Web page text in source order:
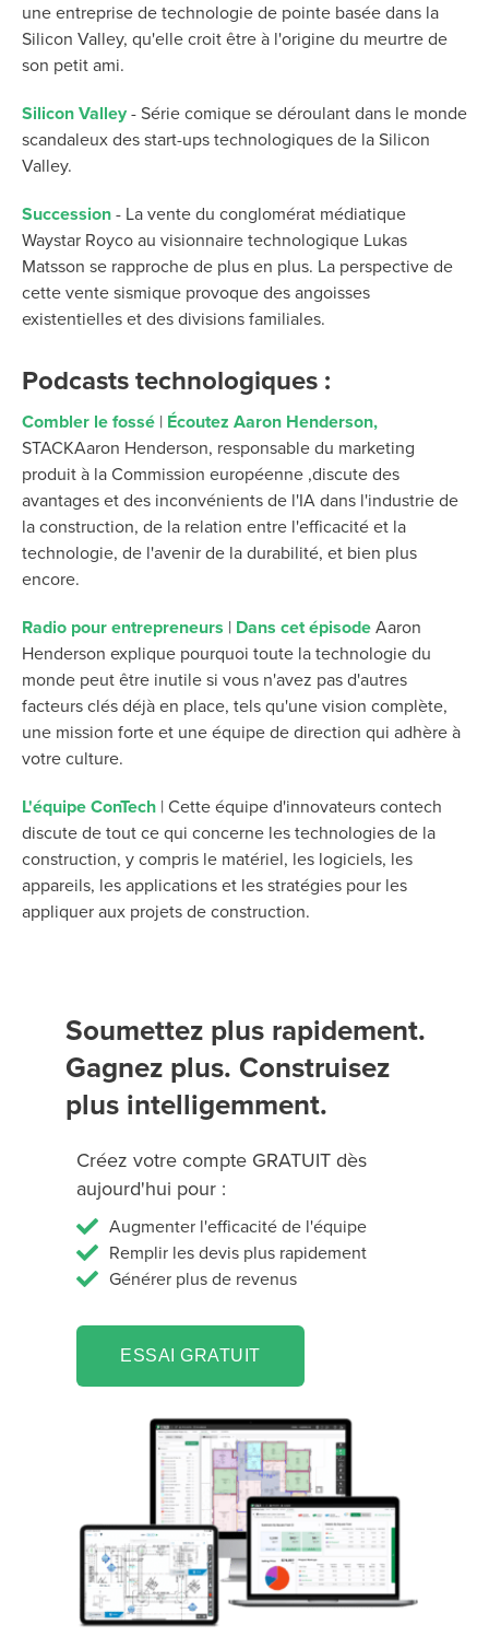
une entreprise de technologie de pointe basée dans la
Silicon Valley, qu'elle croit être à l'origine du meurtre de
son petit ami.
Silicon Valley - Série comique se déroulant dans le monde
scandaleux des start-ups technologiques de la Silicon
Valley.
Succession - La vente du conglomérat médiatique
Waystar Royco au visionnaire technologique Lukas
Matsson se rapproche de plus en plus. La perspective de
cette vente sismique provoque des angoisses
existentielles et des divisions familiales.
Podcasts technologiques :
Combler le fossé | Écoutez Aaron Henderson,
STACKAaron Henderson, responsable du marketing
produit à la Commission européenne ,discute des
avantages et des inconvénients de l'IA dans l'industrie de
la construction, de la relation entre l'efficacité et la
technologie, de l'avenir de la durabilité, et bien plus
encore.
Radio pour entrepreneurs | Dans cet épisode Aaron
Henderson explique pourquoi toute la technologie du
monde peut être inutile si vous n'avez pas d'autres
facteurs clés déjà en place, tels qu'une vision complète,
une mission forte et une équipe de direction qui adhère à
votre culture.
L'équipe ConTech | Cette équipe d'innovateurs contech
discute de tout ce qui concerne les technologies de la
construction, y compris le matériel, les logiciels, les
appareils, les applications et les stratégies pour les
appliquer aux projets de construction.
Soumettez plus rapidement.
Gagnez plus. Construisez
plus intelligemment.
Créez votre compte GRATUIT dès
aujourd'hui pour :
Augmenter l'efficacité de l'équipe
Remplir les devis plus rapidement
Générer plus de revenus
ESSAI GRATUIT